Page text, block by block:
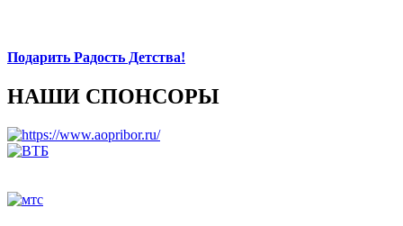
Подарить Радость Детства!
НАШИ СПОНСОРЫ